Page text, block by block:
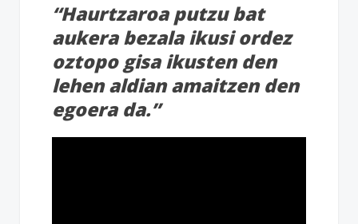
“Haurtzaroa putzu bat
aukera bezala ikusi ordez
oztopo gisa ikusten den
lehen aldian amaitzen den
egoera da.”